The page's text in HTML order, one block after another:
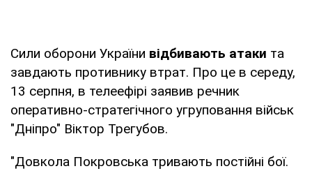
Сили оборони України відбивають атаки та
завдають противнику втрат. Про це в середу,
13 серпня, в телеефірі заявив речник
оперативно-стратегічного угруповання військ
"Дніпро" Віктор Трегубов.
"Довкола Покровська тривають постійні бої.